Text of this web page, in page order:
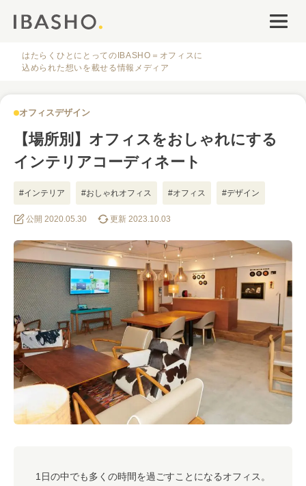
ファシリティナレッジ
IBASHOについて
人気のタグ
#オフィス #インタビュー #ファシリティ #デザイン #事例
#働き方 #特集 #レイアウト #オフィス移転 #その他
#キャリア #ノウハウ #内装 #おしゃれオフィス #メリット
#こだわりオフィス #コスト #コミュニケーション
#フリーアドレス #ブランディング
はたらくひとにとってのIBASHO＝オフィスに
込められた想いを載せる情報メディア
オフィスデザイン
【場所別】オフィスをおしゃれにする
インテリアコーディネート
#インテリア #おしゃれオフィス #オフィス #デザイン
#家具
公開 2020.05.30 更新 2023.10.03
1日の中でも多くの時間を過ごすことになるオフィス。